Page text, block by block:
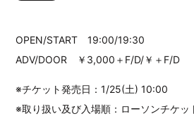
OPEN/START 19:00/19:30
ADV/DOOR ￥3,000＋F/D/￥＋F/D
※チケット発売日：1/25(土) 10:00
※取り扱い及び入場順：ローソンチケ